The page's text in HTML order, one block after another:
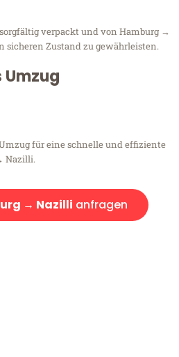
verpackt und von Hamburg →
Zustand zu gewährleisten.
Umzug
für eine schnelle und effiziente
Nazilli.
→ Nazilli anfragen